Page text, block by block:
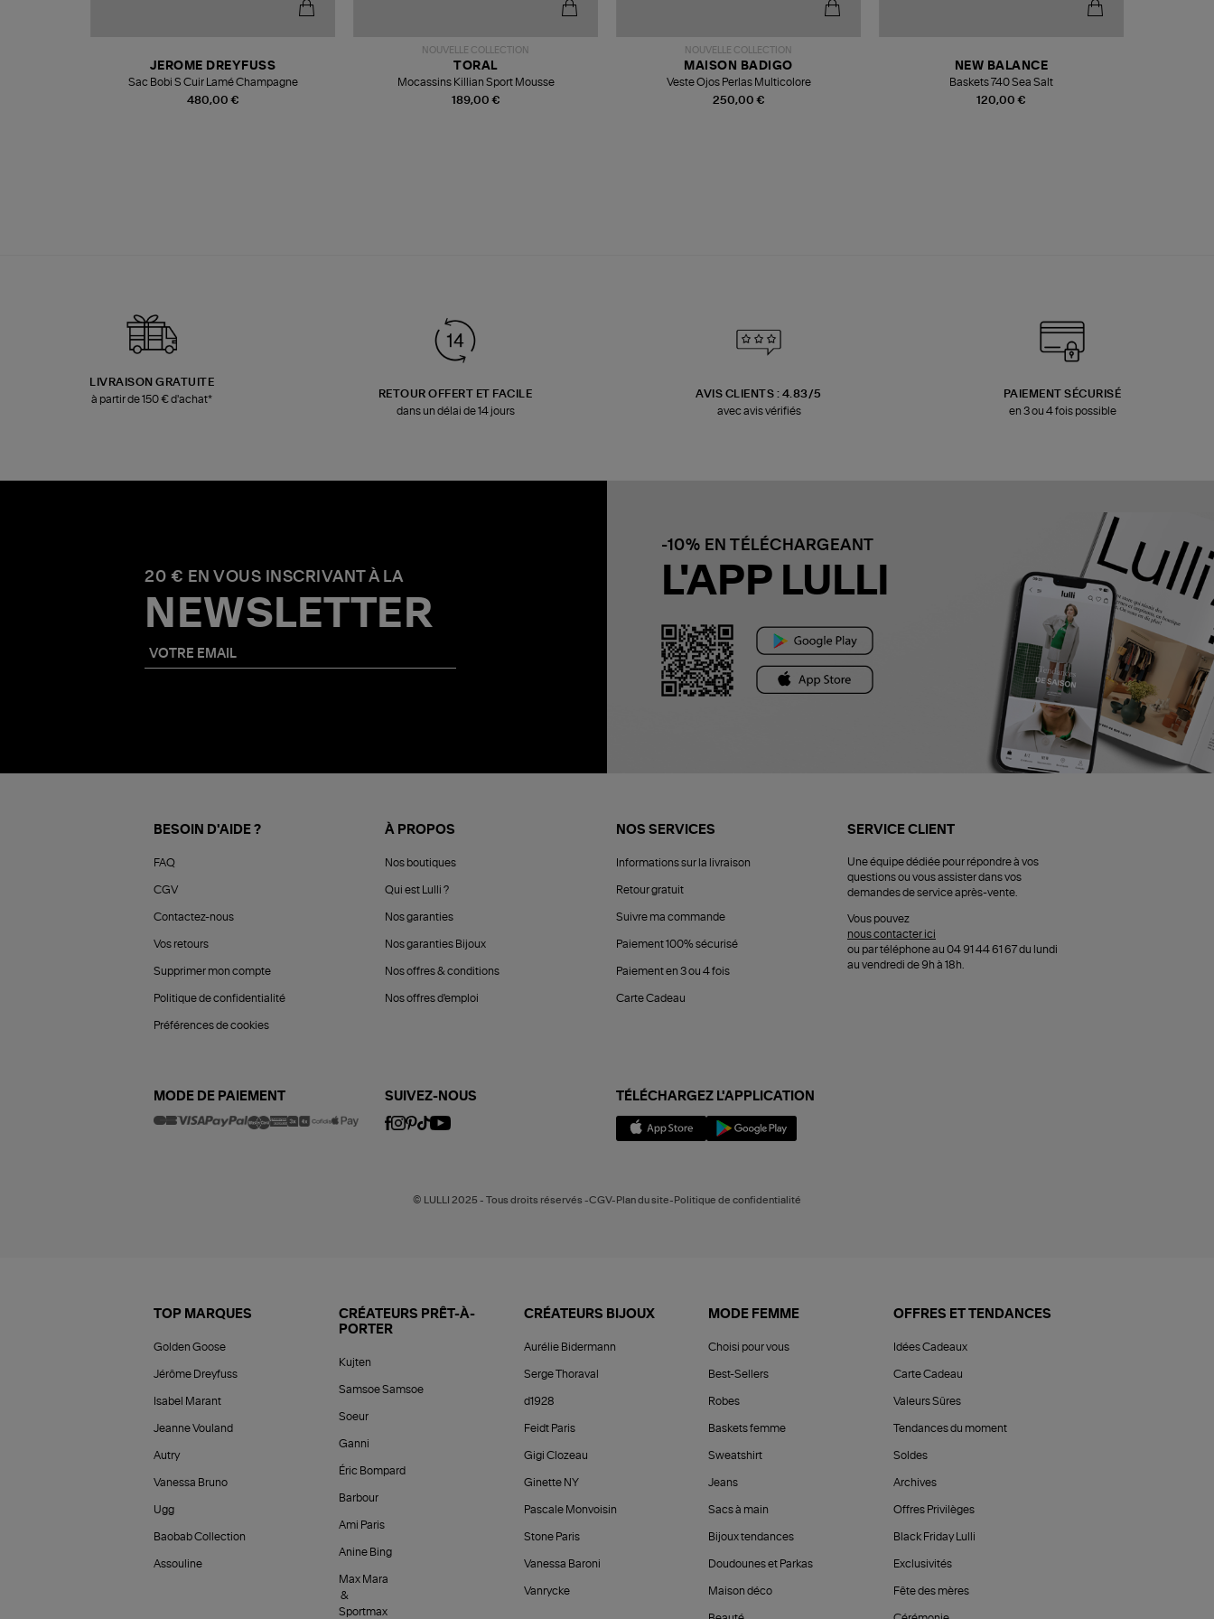
480,00 €
JEROME DREYFUSS
Sac Bobi S Cuir Lamé Champagne
NOUVELLE COLLECTION
189,00 €
TORAL
Mocassins Killian Sport Mousse
NOUVELLE COLLECTION
250,00 €
MAISON BADIGO
Veste Ojos Perlas Multicolore
120,00 €
NEW BALANCE
Baskets 740 Sea Salt
LIVRAISON GRATUITE
à partir de 150 € d'achat*
RETOUR OFFERT ET FACILE
dans un délai de 14 jours
AVIS CLIENTS : 4.83/5
avec avis vérifiés
PAIEMENT SÉCURISÉ
en 3 ou 4 fois possible
20 € EN VOUS INSCRIVANT À LA
NEWSLETTER
-10% EN TÉLÉCHARGEANT
L'APP LULLI
BESOIN D'AIDE ?
FAQ
CGV
Contactez-nous
Vos retours
Supprimer mon compte
Politique de confidentialité
Préférences de cookies
À PROPOS
Nos boutiques
Qui est Lulli ?
Nos garanties
Nos garanties Bijoux
Nos offres & conditions
Nos offres d'emploi
NOS SERVICES
Informations sur la livraison
Retour gratuit
Suivre ma commande
Paiement 100% sécurisé
Paiement en 3 ou 4 fois
Carte Cadeau
SERVICE CLIENT
Une équipe dédiée pour répondre à vos
questions ou vous assister dans vos
demandes de service après-vente.
Vous pouvez
nous contacter ici
ou par téléphone au 04 91 44 61 67 du lundi
au vendredi de 9h à 18h.
MODE DE PAIEMENT SUIVEZ-NOUS TÉLÉCHARGEZ L'APPLICATION
© LULLI 2025 - Tous droits réservés -CGV-Plan du site-Politique de confidentialité
TOP MARQUES
Golden Goose
Jérôme Dreyfuss
Isabel Marant
Jeanne Vouland
Autry
Vanessa Bruno
Ugg
Baobab Collection
Assouline
CRÉATEURS PRÊT-À-
PORTER
Kujten
Samsoe Samsoe
Soeur
Ganni
Éric Bompard
Barbour
Ami Paris
Anine Bing
Max Mara
&
Sportmax
CRÉATEURS BIJOUX
Aurélie Bidermann
Serge Thoraval
d1928
Feidt Paris
Gigi Clozeau
Ginette NY
Pascale Monvoisin
Stone Paris
Vanessa Baroni
Vanrycke
MODE FEMME
Choisi pour vous
Best-Sellers
Robes
Baskets femme
Sweatshirt
Jeans
Sacs à main
Bijoux tendances
Doudounes et Parkas
Maison déco
OFFRES ET TENDANCES
Idées Cadeaux
Carte Cadeau
Valeurs Sûres
Tendances du moment
Soldes
Archives
Offres Privilèges
Black Friday Lulli
Exclusivités
Fête des mères